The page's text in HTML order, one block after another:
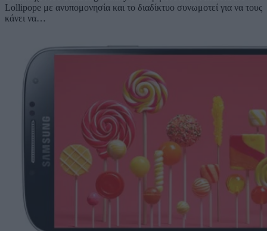
Lollipope με ανυπομονησία και το διαδίκτυο συνωμοτεί για να τους
κάνει να…